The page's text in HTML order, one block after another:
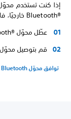
Bluetooth®‎ خارجيًا، فاتبع الخطوات التالية.
عطّل محوّل Bluetooth®‎ المدمج من إدارة الأجهزة.
قم بتوصيل محوّل Bluetooth®‎ الخارجي.
توافق محوّل Bluetooth